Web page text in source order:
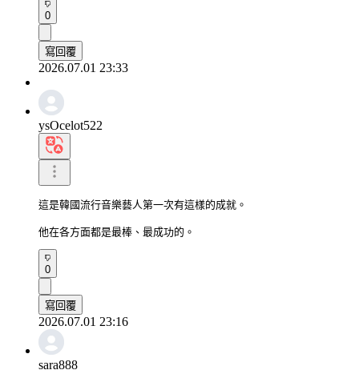
0
寫回覆
2026.07.01 23:33
ysOcelot522
這是韓國流行音樂藝人第一次有這樣的成就。
他在各方面都是最棒、最成功的。
0
寫回覆
2026.07.01 23:16
sara888